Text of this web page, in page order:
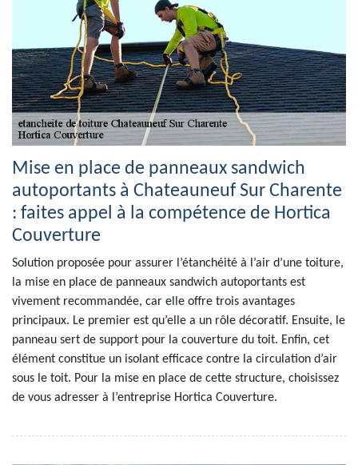
Mise en place de panneaux sandwich
autoportants à Chateauneuf Sur Charente
: faites appel à la compétence de Hortica
Couverture
Solution proposée pour assurer l’étanchéité à l’air d’une toiture,
la mise en place de panneaux sandwich autoportants est
vivement recommandée, car elle offre trois avantages
principaux. Le premier est qu’elle a un rôle décoratif. Ensuite, le
panneau sert de support pour la couverture du toit. Enfin, cet
élément constitue un isolant efficace contre la circulation d’air
sous le toit. Pour la mise en place de cette structure, choisissez
de vous adresser à l’entreprise Hortica Couverture.